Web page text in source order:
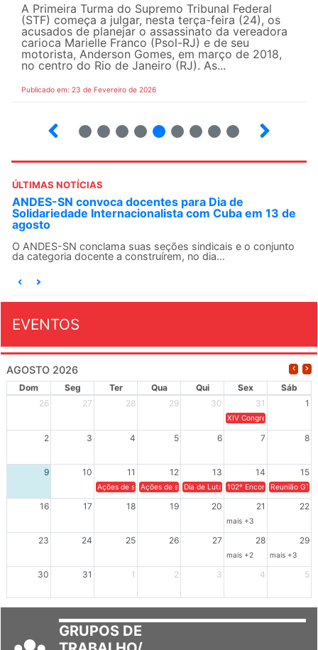
A Primeira Turma do Supremo Tribunal Federal
(STF) começa a julgar, nesta terça-feira (24), os
acusados de planejar o assassinato da vereadora
carioca Marielle Franco (Psol-RJ) e de seu
motorista, Anderson Gomes, em março de 2018,
no centro do Rio de Janeiro (RJ). As...
Publicado em: 23 de Fevereiro de 2026
ÚLTIMAS NOTÍCIAS
ANDES-SN convoca docentes para Dia de
Solidariedade Internacionalista com Cuba em 13 de
agosto
O ANDES-SN conclama suas seções sindicais e o conjunto
da categoria docente a construírem, no dia...
EVENTOS
AGOSTO 2026
Dom Seg Ter Qua Qui Sex
Sáb
26
27 28 29 30 31 1
XIV Congresso Brasileiro
2 3 4 5 6 7 8
9 10 11 12 13 14 15
Ações de solidariedade a Cuba no Rio Grande do Sul - 100
Ações de solidariedade a Cuba no Rio Grande do
Dia de Luta em Defesa de Cuba e da
102º Encontro da
Reunião
16 17 18 19 20 21 22
mais +3
23 24 25 26 27 28 29
mais +2 mais +3
30 31 1 2 3 4 5
GRUPOS DE